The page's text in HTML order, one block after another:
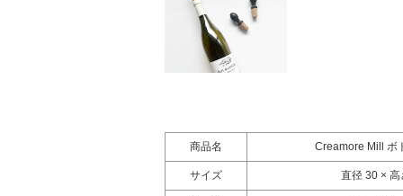
商品名 Creamore Mill ボ
サイズ 直径 30 ×